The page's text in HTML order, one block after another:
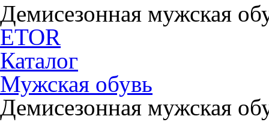
Демисезонная мужская
ETOR
Каталог
Мужская обувь
Демисезонная мужская